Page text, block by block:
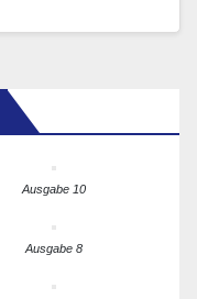
Ausgabe 10
Ausgabe 8